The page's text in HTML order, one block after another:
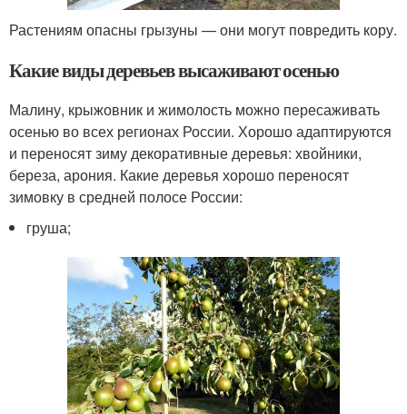
Растениям опасны грызуны — они могут повредить кору.
Какие виды деревьев высаживают осенью
Малину, крыжовник и жимолость можно пересаживать
осенью во всех регионах России. Хорошо адаптируются
и переносят зиму декоративные деревья: хвойники,
береза, арония. Какие деревья хорошо переносят
зимовку в средней полосе России:
груша;